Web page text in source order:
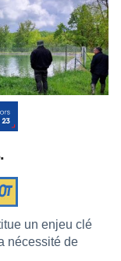
un enjeu clé
nécessité de